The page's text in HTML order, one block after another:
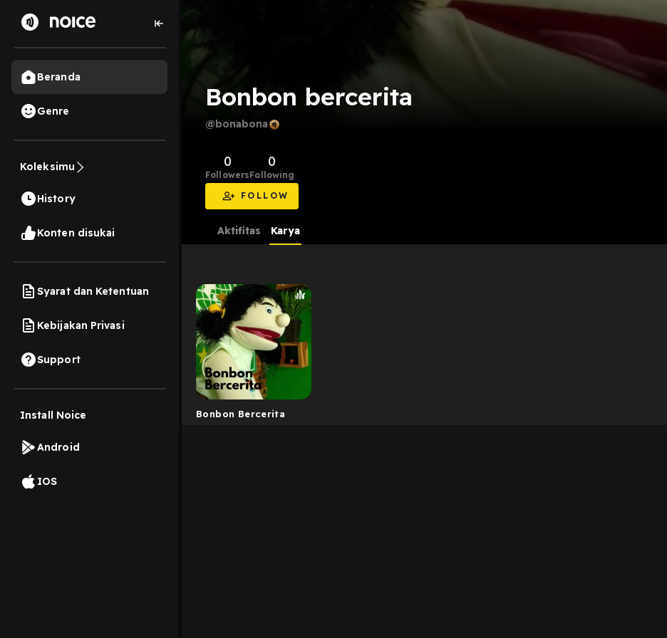
Beranda
Genre
Koleksimu
History
Konten disukai
Syarat dan Ketentuan
Kebijakan Privasi
Support
Install Noice
Android
IOS
Bonbon bercerita
@bonabona
0
Followers
0
Following
FOLLOW
Aktifitas Karya
Bonbon Bercerita